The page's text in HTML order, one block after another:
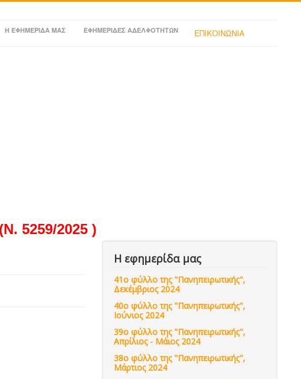
Η ΕΦΗΜΕΡΙΔΑ ΜΑΣ ΕΦΗΜΕΡΙΔΕΣ ΑΔΕΛΦΟΤΗΤΩΝ ΕΠΙΚΟΙΝΩΝΙΑ
5259/2025 )
Η εφημερίδα μας
41ο φύλλο της "Πανηπειρωτικής",
Δεκέμβριος 2024
40ο φύλλο της "Πανηπειρωτικής",
Ιούνιος 2024
39ο φύλλο της "Πανηπειρωτικής",
Απρίλιος - Μάιος 2024
38ο φύλλο της "Πανηπειρωτικής",
Μάρτιος 2024